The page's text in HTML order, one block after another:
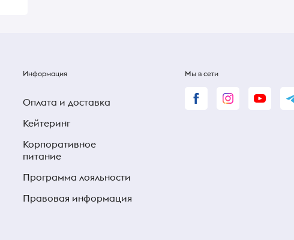
Информация
Оплата и доставка
Кейтеринг
Корпоративное
питание
Программа лояльности
Правовая информация
Мы в сети